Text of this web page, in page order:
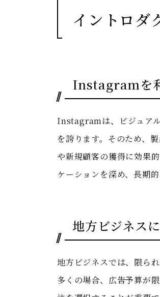
イントロダ
Instagramを
Instagramは、ビジュア
を誇ります。そのため、
や新規顧客の獲得に効果
ケーションを深め、長期
地方ビジネス
地方ビジネスでは、限ら
多くの場合、広告予算が